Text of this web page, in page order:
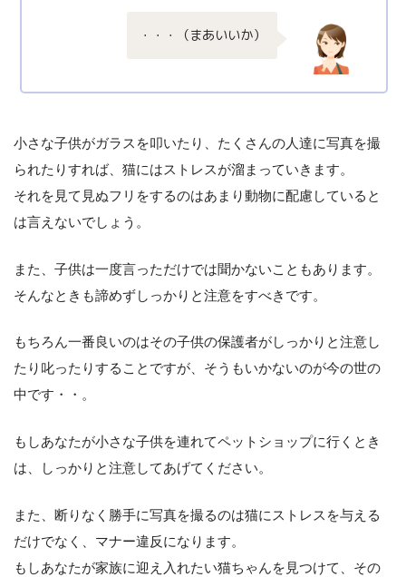
・・・（まあいいか）
小さな子供がガラスを叩いたり、たくさんの人達に写真を撮
られたりすれば、猫にはストレスが溜まっていきます。
それを見て見ぬフリをするのはあまり動物に配慮していると
は言えないでしょう。
また、子供は一度言っただけでは聞かないこともあります。
そんなときも諦めずしっかりと注意をすべきです。
もちろん一番良いのはその子供の保護者がしっかりと注意し
たり叱ったりすることですが、そうもいかないのが今の世の
中です・・。
もしあなたが小さな子供を連れてペットショップに行くとき
は、しっかりと注意してあげてください。
また、断りなく勝手に写真を撮るのは猫にストレスを与える
だけでなく、マナー違反になります。
もしあなたが家族に迎え入れたい猫ちゃんを見つけて、その